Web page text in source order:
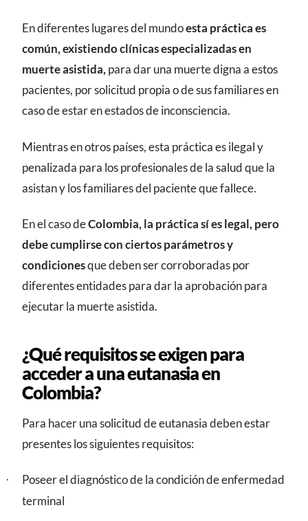
En diferentes lugares del mundoesta práctica es
común, existiendo clínicas especializadas en
muerte asistida,para dar una muerte digna a estos
pacientes, por solicitud propia o de sus familiares en
caso de estar en estados de inconsciencia.
Mientras en otros países, esta práctica es ilegal y
penalizada para los profesionales de la salud que la
asistan y los familiares del paciente que fallece.
En el caso deColombia, la práctica sí es legal, pero
debe cumplirse con ciertos parámetros y
condicionesque deben ser corroboradas por
diferentes entidades para dar la aprobación para
ejecutar la muerte asistida.
¿Qué requisitos se exigen para
acceder a una eutanasia en
Colombia?
Para hacer una solicitud de eutanasia deben estar
presentes los siguientes requisitos:
·
Poseer el diagnóstico de la condición de enfermedad
terminal